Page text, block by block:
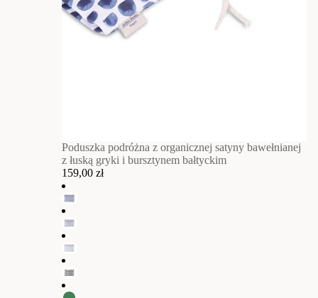
Poduszka podróżna z organicznej satyny bawełnianej
z łuską gryki i bursztynem bałtyckim
159,00 zł